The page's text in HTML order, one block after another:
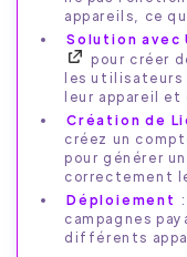
appareils, ce
Solution avec
pour créer
les utilisateurs
leur appareil
Création de
créez un
pour générer
correctement
Déploiement
campagnes
différents